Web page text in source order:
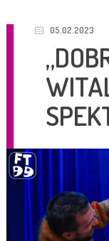
05.02.2023